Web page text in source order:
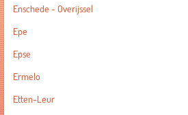
Enschede - Overijssel
Epe
Epse
Ermelo
Etten-Leur